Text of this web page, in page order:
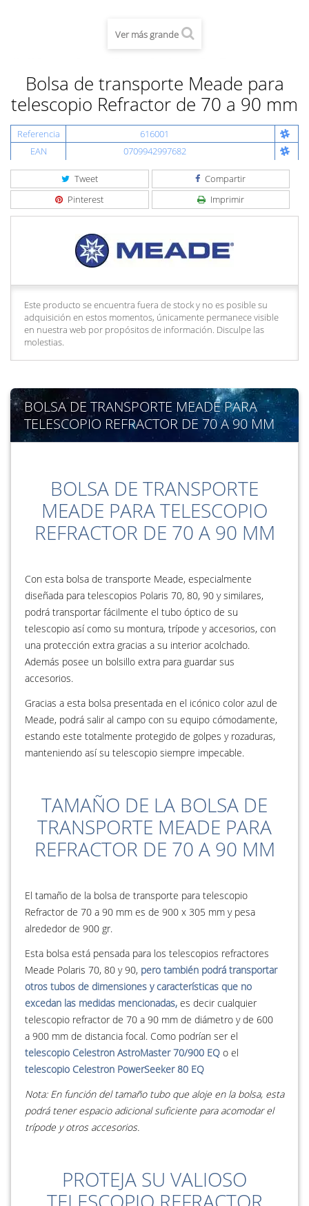
Ver más grande
Bolsa de transporte Meade para
telescopio Refractor de 70 a 90 mm
Referencia
616001
EAN
0709942997682
Tweet
Compartir
Pinterest
Imprimir
Este producto se encuentra fuera de stock y no es posible su
adquisición en estos momentos, únicamente permanece visible
en nuestra web por propósitos de información. Disculpe las
molestias.
BOLSA DE TRANSPORTE MEADE PARA
TELESCOPIO REFRACTOR DE 70 A 90 MM
BOLSA DE TRANSPORTE
MEADE PARA TELESCOPIO
REFRACTOR DE 70 A 90 MM
Con esta bolsa de transporte Meade, especialmente
diseñada para telescopios Polaris 70, 80, 90 y similares,
podrá transportar fácilmente el tubo óptico de su
telescopio así como su montura, trípode y accesorios, con
una protección extra gracias a su interior acolchado.
Además posee un bolsillo extra para guardar sus
accesorios.
Gracias a esta bolsa presentada en el icónico color azul de
Meade, podrá salir al campo con su equipo cómodamente,
estando este totalmente protegido de golpes y rozaduras,
manteniendo así su telescopio siempre impecable.
TAMAÑO DE LA BOLSA DE
TRANSPORTE MEADE PARA
REFRACTOR DE 70 A 90 MM
El tamaño de la bolsa de transporte para telescopio
Refractor de 70 a 90 mm es de 900 x 305 mm y pesa
alrededor de 900 gr.
Esta bolsa está pensada para los telescopios refractores
Meade Polaris 70, 80 y 90, pero también podrá transportar
otros tubos de dimensiones y características que no
excedan las medidas mencionadas, es decir cualquier
telescopio refractor de 70 a 90 mm de diámetro y de 600
a 900 mm de distancia focal. Como podrían ser el
telescopio Celestron AstroMaster 70/900 EQ o el
telescopio Celestron PowerSeeker 80 EQ
Nota: En función del tamaño tubo que aloje en la bolsa, esta
podrá tener espacio adicional suficiente para acomodar el
trípode y otros accesorios.
PROTEJA SU VALIOSO